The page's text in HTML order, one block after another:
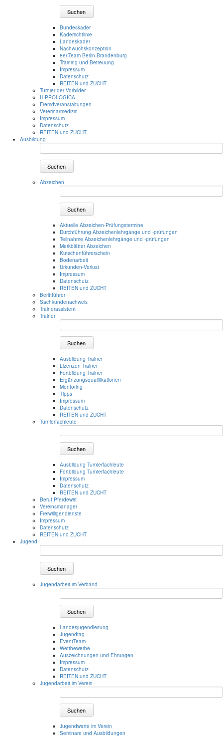
Suchen
Bundeskader
Kaderrichtlinie
Landeskader
Nachwuchskonzeption
8er-Team Berlin-Brandenburg
Training und Betreuung
Impressum
Datenschutz
REITEN und ZUCHT
Turnier der Vorbilder
HIPPOLOGICA
Fremdveranstaltungen
Veterinärmedizin
Impressum
Datenschutz
REITEN und ZUCHT
Ausbildung
Suchen
Abzeichen
Suchen
Aktuelle Abzeichen-Prüfungstermine
Durchführung Abzeichenlehrgänge und -prüfungen
Teilnahme Abzeichenlehrgänge und -prüfungen
Merkblätter Abzeichen
Kutschenführerschein
Bodenarbeit
Urkunden-Verlust
Impressum
Datenschutz
REITEN und ZUCHT
Berittführer
Sachkundenachweis
Trainerassistent
Trainer
Suchen
Ausbildung Trainer
Lizenzen Trainer
Fortbildung Trainer
Ergänzungsqualifikationen
Mentoring
Tipps
Impressum
Datenschutz
REITEN und ZUCHT
Turnierfachleute
Suchen
Ausbildung Turnierfachleute
Fortbildung Turnierfachleute
Impressum
Datenschutz
REITEN und ZUCHT
Beruf Pferdewirt
Vereinsmanager
Freiwilligendienste
Impressum
Datenschutz
REITEN und ZUCHT
Jugend
Suchen
Jugendarbeit im Verband
Suchen
Landesjugendleitung
Jugendtag
EventTeam
Wettbewerbe
Auszeichnungen und Ehrungen
Impressum
Datenschutz
REITEN und ZUCHT
Jugendarbeit im Verein
Suchen
Jugendwarte im Verein
Seminare und Ausbildungen